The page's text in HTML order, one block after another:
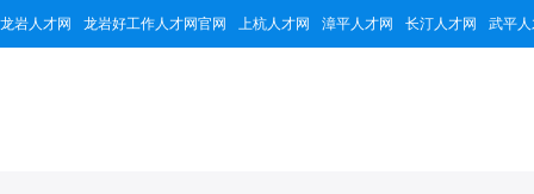
龙岩人才网 龙岩好工作人才网官网 上杭人才网 漳平人才网 长汀人才网 武平